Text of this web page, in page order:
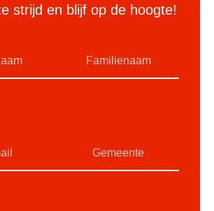
strijd en blijf op de hoogte!